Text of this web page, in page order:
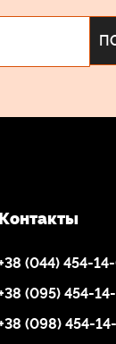
Контакты
(044) 454-
(095) 454-
(098) 454-